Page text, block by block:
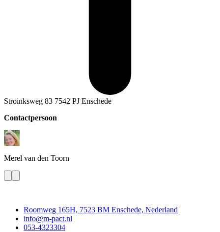
Stroinksweg 83 7542 PJ Enschede
Contactpersoon
Merel van den Toorn
Roomweg 165H, 7523 BM Enschede, Nederland
info@m-pact.nl
053-4323304